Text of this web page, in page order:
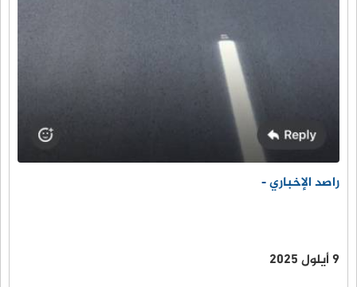
راصد الإخباري -
9 أيلول 2025